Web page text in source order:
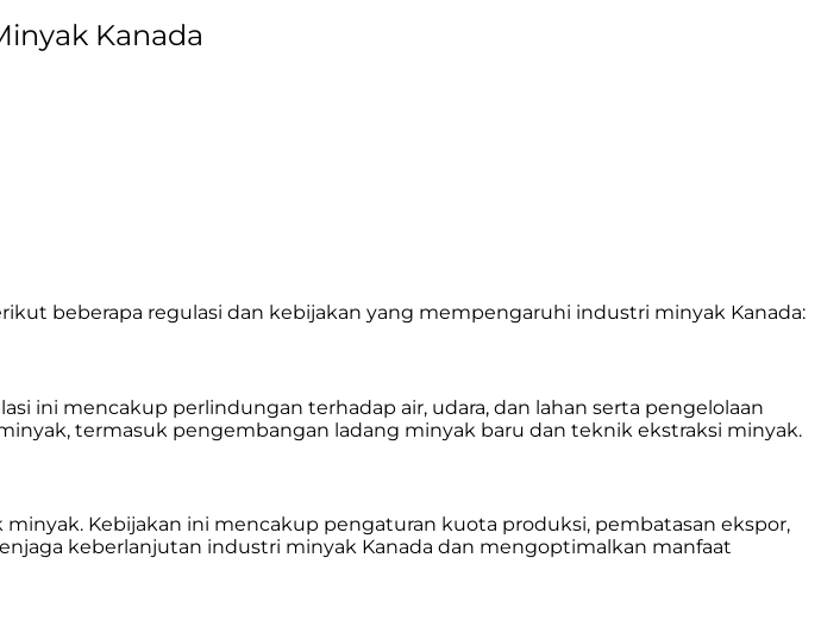
Kanada
beberapa regulasi dan kebijakan yang mempengaruhi industri minyak Kanada:
ini mencakup perlindungan terhadap air, udara, dan lahan serta pengelolaan
termasuk pengembangan ladang minyak baru dan teknik ekstraksi minyak.
Kebijakan ini mencakup pengaturan kuota produksi, pembatasan ekspor,
keberlanjutan industri minyak Kanada dan mengoptimalkan manfaat